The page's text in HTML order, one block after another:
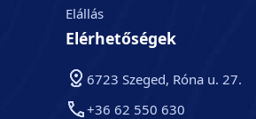
Elállás
Elérhetőségek
6723 Szeged, Róna u. 27.
+36 62 550 630